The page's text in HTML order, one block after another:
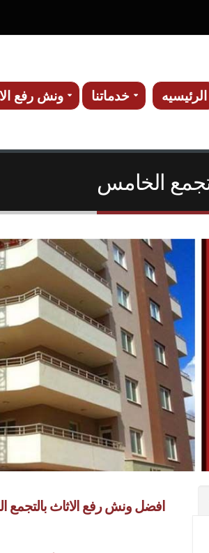
الرئيسيه خدماتنا ونش رفع
الخامس
افضل ونش رفع الاثاث بالتجمع